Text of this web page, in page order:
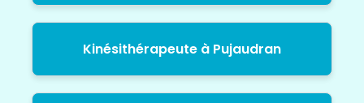
Kinésithérapeute à Pujaudran